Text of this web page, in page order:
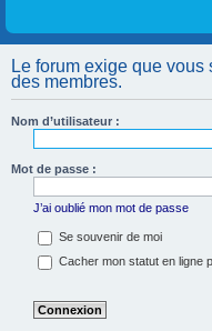
Le forum exige que
des membres.
Nom d’utilisateur :
Mot de passe :
J’ai oublié mon mot de passe
Se souvenir de moi
Cacher mon statut en ligne